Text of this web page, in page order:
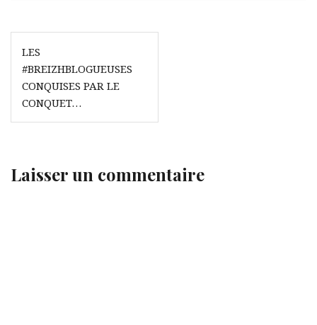
Navigation
de
l’article
LES
#BREIZHBLOGUEUSES
CONQUISES PAR LE
CONQUET…
Laisser un commentaire